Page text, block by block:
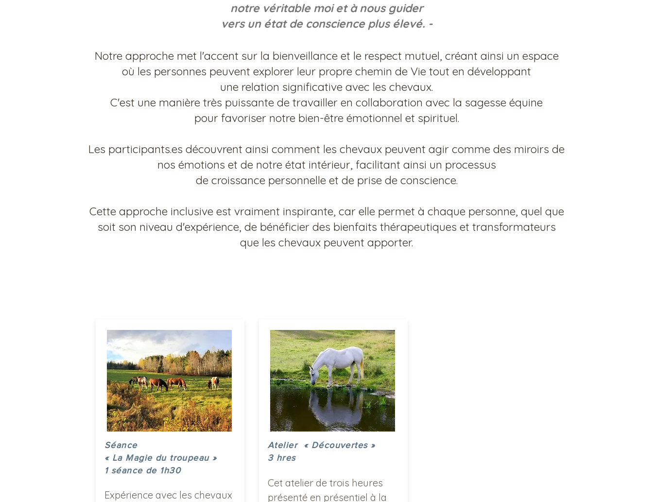
notre véritable moi et à nous guider
vers un état de conscience plus élevé. -
Notre approche met l'accent sur la bienveillance et le respect mutuel, créant ainsi un espace
où les personnes peuvent explorer leur propre chemin de Vie tout en développant
une relation significative avec les chevaux.
C'est une manière très puissante de travailler en collaboration avec la sagesse équine
pour favoriser notre bien-être émotionnel et spirituel.
​Les participants.es découvrent ainsi comment les chevaux peuvent agir comme des miroirs de
nos émotions et de notre état intérieur, facilitant ainsi un processus
de croissance personnelle et de prise de conscience.
Cette approche inclusive est vraiment inspirante, car elle permet à chaque personne, quel que
soit son niveau d'expérience, de bénéficier des bienfaits thérapeutiques et transformateurs
que les chevaux peuvent apporter.
Séance
« La Magie du troupeau »
1 séance de 1h30
Expérience avec les chevaux
Atelier « Découvertes »
3 hres
Cet atelier de trois heures
présenté en présentiel à la